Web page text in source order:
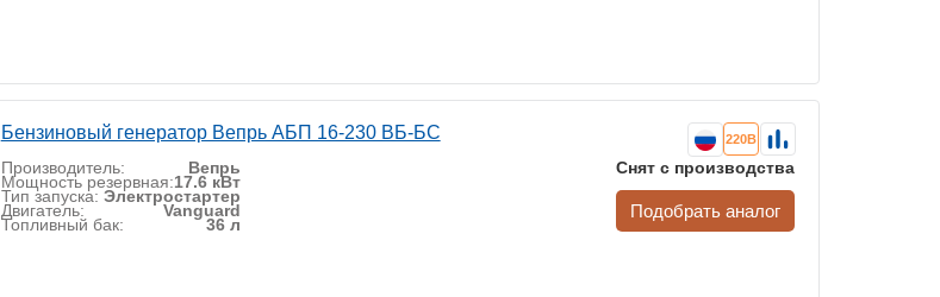
Бензиновый генератор Вепрь АБП 16-230 ВБ-БС
Производитель: Вепрь
Мощность резервная:17.6 кВт
Тип запуска: Электростартер
Двигатель: Vanguard
Топливный бак: 36 л
220В
Снят с производства
Подобрать аналог